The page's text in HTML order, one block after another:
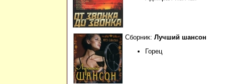
Сборник: Лучший шансон
Горец